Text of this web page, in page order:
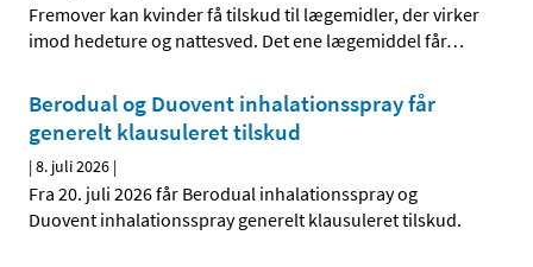
Fremover kan kvinder få tilskud til lægemidler, der virker
imod hedeture og nattesved. Det ene lægemiddel får…
Berodual og Duovent inhalationsspray får
generelt klausuleret tilskud
|8. juli 2026 |
Fra 20. juli 2026 får Berodual inhalationsspray og
Duovent inhalationsspray generelt klausuleret tilskud.